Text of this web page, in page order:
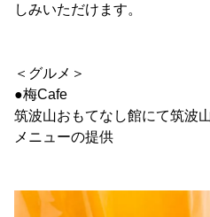
しみいただけます。
＜グルメ＞
●梅Cafe
筑波山おもてなし館にて筑波
メニューの提供